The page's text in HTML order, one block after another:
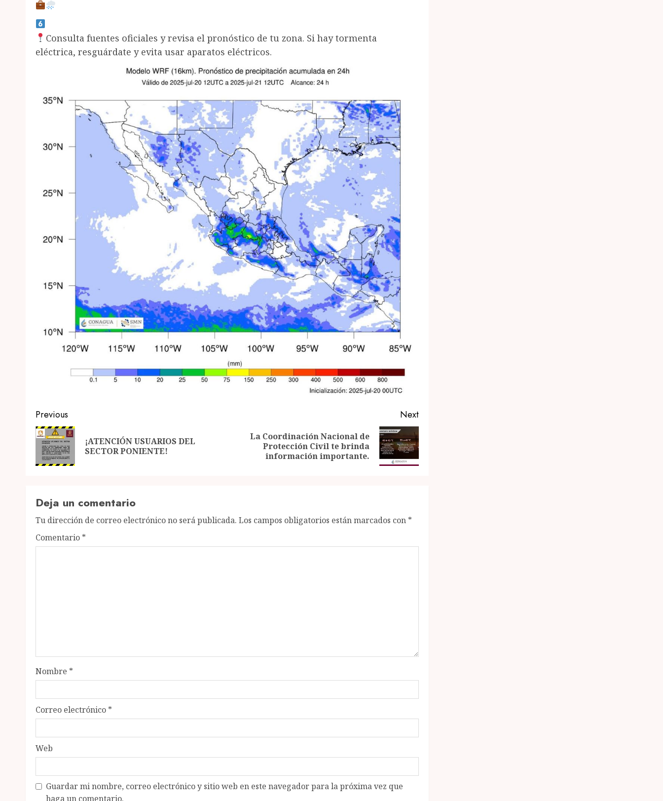
Consulta fuentes oficiales y revisa el pronóstico de tu zona. Si hay tormenta
eléctrica, resguárdate y evita usar aparatos eléctricos.
Post
navigation
Previous
Previous
¡ATENCIÓN USUARIOS DEL
SECTOR PONIENTE!
Next
La Coordinación Nacional de
Protección Civil te brinda
información importante.
Deja un comentario
Tu dirección de correo electrónico no será publicada. Los campos obligatorios están marcados con *
Comentario *
Nombre *
Correo electrónico *
Web
Guardar mi nombre, correo electrónico y sitio web en este navegador para la próxima vez que
haga un comentario.